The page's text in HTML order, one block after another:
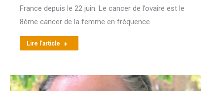
France depuis le 22 juin. Le cancer de l’ovaire est le
8ème cancer de la femme en fréquence…
Lire l'article